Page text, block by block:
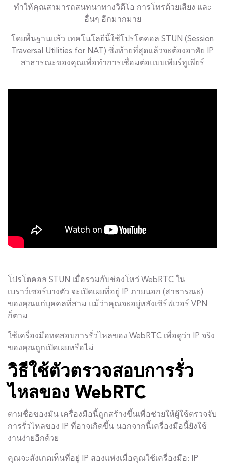
ทำให้คุณสามารถสนทนาทางวิดีโอ การโทรด้วยเสียง และ
อื่นๆ อีกมากมาย
โดยพื้นฐานแล้ว เทคโนโลยีนี้ใช้โปรโตคอล STUN (Session
Traversal Utilities for NAT) ซึ่งท้ายที่สุดแล้วจะต้องอาศัย IP
สาธารณะของคุณเพื่อทำการเชื่อมต่อแบบเพียร์ทูเพียร์
โปรโตคอล STUN เมื่อรวมกับช่องโหว่ WebRTC ใน
เบราว์เซอร์บางตัว จะเปิดเผยที่อยู่ IP ภายนอก (สาธารณะ)
ของคุณแก่บุคคลที่สาม แม้ว่าคุณจะอยู่หลังเซิร์ฟเวอร์ VPN
ก็ตาม
ใช้เครื่องมือทดสอบการรั่วไหลของ WebRTC เพื่อดูว่า IP จริง
ของคุณถูกเปิดเผยหรือไม่
วิธีใช้ตัวตรวจสอบการรั่ว
ไหลของ WebRTC
ตามชื่อของมัน เครื่องมือนี้ถูกสร้างขึ้นเพื่อช่วยให้ผู้ใช้ตรวจจับ
การรั่วไหลของ IP ที่อาจเกิดขึ้น นอกจากนี้เครื่องมือนี้ยังใช้
งานง่ายอีกด้วย
คุณจะสังเกตเห็นที่อยู่ IP สองแห่งเมื่อคุณใช้เครื่องมือ: IP